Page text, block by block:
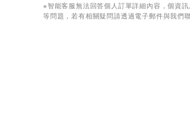
※智能客服無法回答個人訂單詳細內容，個資
等問題，若有相關疑問請透過電子郵件與我們聯